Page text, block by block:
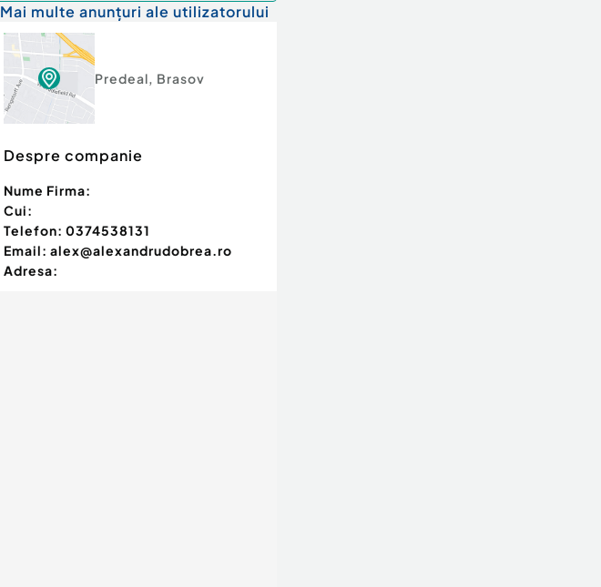
Mai multe anunțuri ale utilizatorului
Predeal, Brasov
Despre companie
Nume Firma:
Cui:
Telefon: 0374538131
Email: alex@alexandrudobrea.ro
Adresa: